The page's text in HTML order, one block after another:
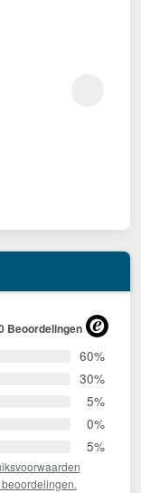
Beoordelingen
60%
30%
5%
0%
5%